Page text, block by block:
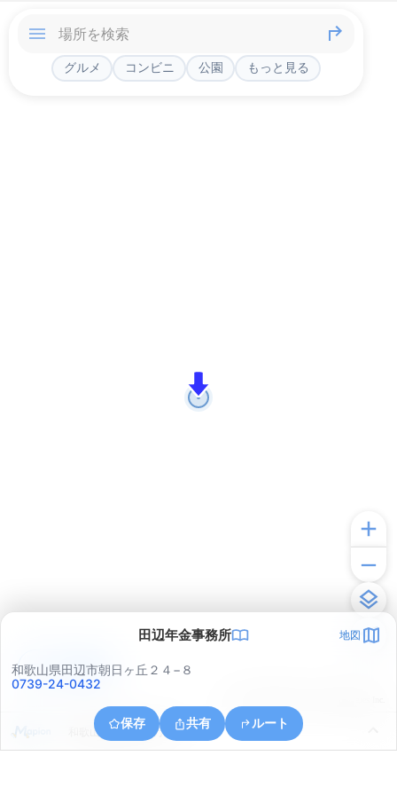
グルメ コンビニ 公園 もっと見る
田辺年金事務所 地図
和歌山県田辺市朝日ヶ丘２４−８
0739-24-0432
保存 共有 ルート
和歌山県田辺市下万呂
アプリで見る